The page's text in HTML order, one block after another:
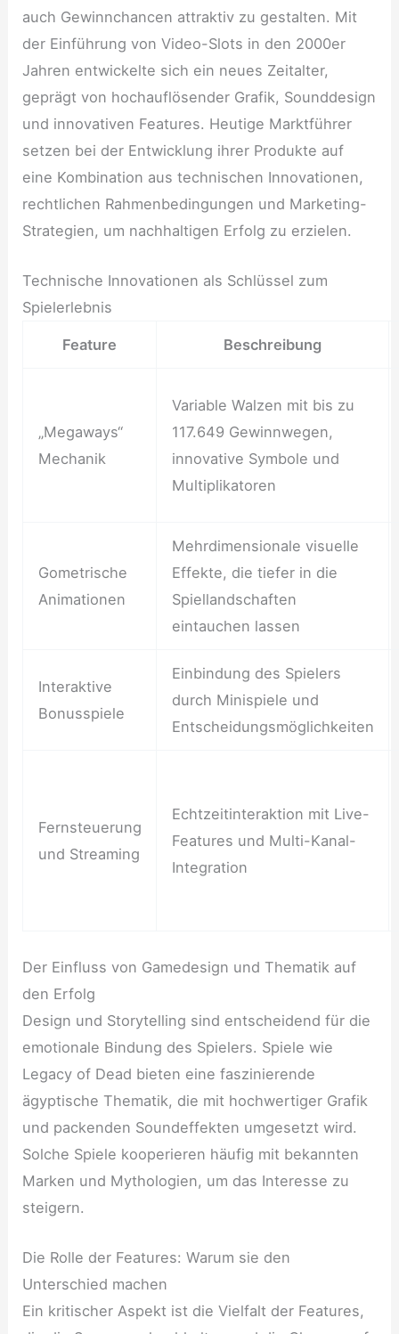
auch Gewinnchancen attraktiv zu gestalten. Mit
der Einführung von Video-Slots in den 2000er
Jahren entwickelte sich ein neues Zeitalter,
geprägt von hochauflösender Grafik, Sounddesign
und innovativen Features. Heutige Marktführer
setzen bei der Entwicklung ihrer Produkte auf
eine Kombination aus technischen Innovationen,
rechtlichen Rahmenbedingungen und Marketing-
Strategien, um nachhaltigen Erfolg zu erzielen.
Technische Innovationen als Schlüssel zum
Spielerlebnis
Feature Beschreibung
„Megaways“
Mechanik
Variable Walzen mit bis zu
117.649 Gewinnwegen,
innovative Symbole und
Multiplikatoren
Gometrische
Animationen
Mehrdimensionale visuelle
Effekte, die tiefer in die
Spiellandschaften
eintauchen lassen
Interaktive
Bonusspiele
Einbindung des Spielers
durch Minispiele und
Entscheidungsmöglichkeiten
Fernsteuerung
und Streaming
Echtzeitinteraktion mit Live-
Features und Multi-Kanal-
Integration
Der Einfluss von Gamedesign und Thematik auf
den Erfolg
Design und Storytelling sind entscheidend für die
emotionale Bindung des Spielers. Spiele wie
Legacy of Dead bieten eine faszinierende
ägyptische Thematik, die mit hochwertiger Grafik
und packenden Soundeffekten umgesetzt wird.
Solche Spiele kooperieren häufig mit bekannten
Marken und Mythologien, um das Interesse zu
steigern.
Die Rolle der Features: Warum sie den
Unterschied machen
Ein kritischer Aspekt ist die Vielfalt der Features,